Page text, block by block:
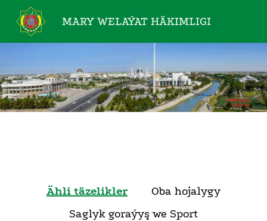
MARY WELAÝAT HÄKIMLIGI
Ähli täzelikler
Oba hojalygy
Saglyk goraýyş we Sport